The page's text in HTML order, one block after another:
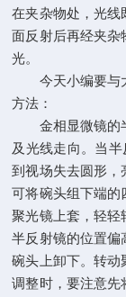
在夹杂物处，光线
面反射后再经夹杂
光。
今天小编要与大
方法：
金相显微镜的半
及光线走向。当半
到视场失去圆形，
可将碗头组下端的
聚光镜上套，轻轻
半反射镜的位置偏
碗头上卸下。转动
调整时，要注意先